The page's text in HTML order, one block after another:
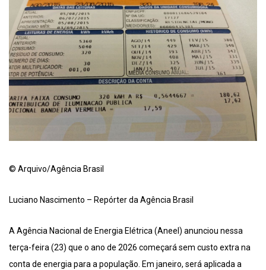
© Arquivo/Agência Brasil
Luciano Nascimento – Repórter da Agência Brasil
A Agência Nacional de Energia Elétrica (Aneel) anunciou nessa
terça-feira (23) que o ano de 2026 começará sem custo extra na
conta de energia para a população. Em janeiro, será aplicada a